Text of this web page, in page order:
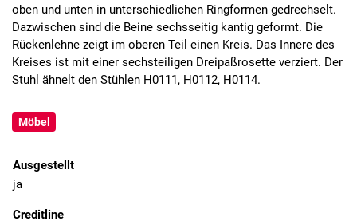
oben und unten in unterschiedlichen Ringformen gedrechselt.
Dazwischen sind die Beine sechsseitig kantig geformt. Die
Rückenlehne zeigt im oberen Teil einen Kreis. Das Innere des
Kreises ist mit einer sechsteiligen Dreipaßrosette verziert. Der
Stuhl ähnelt den Stühlen H0111, H0112, H0114.
Möbel
Ausgestellt
ja
Creditline